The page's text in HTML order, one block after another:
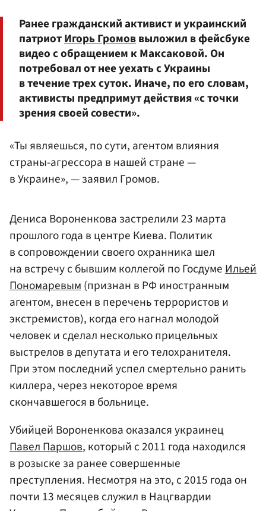
Ранее гражданский активист и украинский
патриотИгорь Громоввыложил в фейсбуке
видео с обращением к Максаковой. Он
потребовал от нее уехать с Украины
в течение трех суток. Иначе, по его словам,
активисты предпримут действия «с точки
зрения своей совести».
«Ты являешься, по сути, агентом влияния
страны-агрессора в нашей стране —
в Украине», — заявил Громов.
Дениса Вороненкова застрелили 23 марта
прошлого года в центре Киева. Политик
в сопровождении своего охранника шел
на встречу с бывшим коллегой по ГосдумеИльей
Пономаревым(признан в РФ иностранным
агентом, внесен в перечень террористов и
экстремистов), когда его нагнал молодой
человек и сделал несколько прицельных
выстрелов в депутата и его телохранителя.
При этом последний успел смертельно ранить
киллера, через некоторое время
скончавшегося в больнице.
Убийцей Вороненкова оказался украинец
Павел Паршов, который с 2011 года находился
в розыске за ранее совершенные
преступления. Несмотря на это, с 2015 года он
почти 13 месяцев служил в Нацгвардии